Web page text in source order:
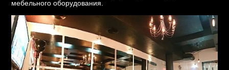
мебельного оборудования.